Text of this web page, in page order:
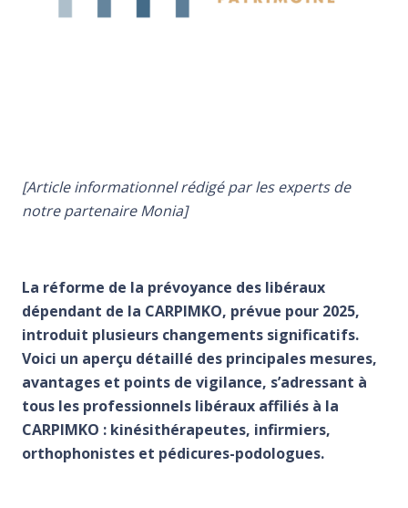
[Article informationnel rédigé par les experts de
notre partenaire Monia]
La réforme de la prévoyance des libéraux
dépendant de la CARPIMKO, prévue pour 2025,
introduit plusieurs changements significatifs.
Voici un aperçu détaillé des principales mesures,
avantages et points de vigilance, s’adressant à
tous les professionnels libéraux affiliés à la
CARPIMKO : kinésithérapeutes, infirmiers,
orthophonistes et pédicures-podologues.